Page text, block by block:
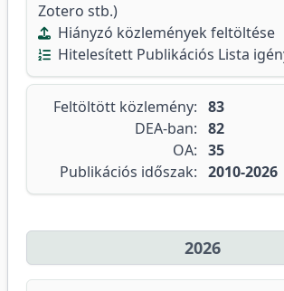
Zotero stb.)
Hiányzó közlemények feltöltése
Hitelesített Publikációs Lista
Feltöltött közlemény: 83
DEA-ban: 82
OA: 35
Publikációs időszak: 2010-2026
2026